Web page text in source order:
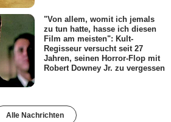
"Von allem, womit ich jemals
zu tun hatte, hasse ich diesen
Film am meisten": Kult-
Regisseur versucht seit 27
Jahren, seinen Horror-Flop mit
Robert Downey Jr. zu vergessen
Alle Nachrichten